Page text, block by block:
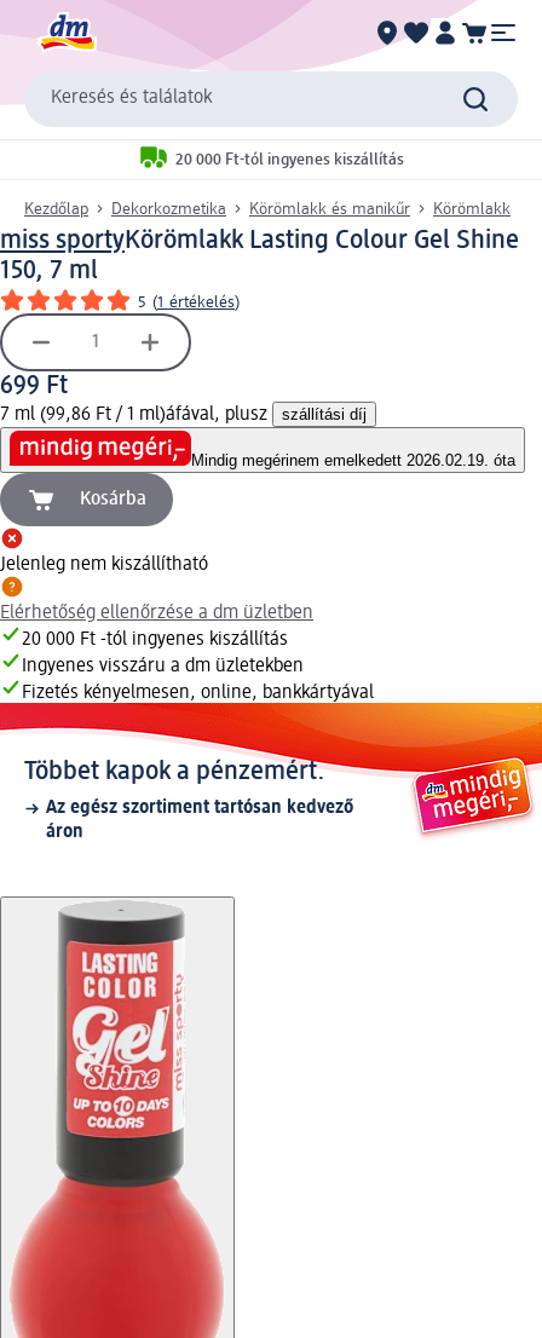
Keresés és találatok
20 000 Ft-tól ingyenes kiszállítás
Kezdőlap Dekorkozmetika Körömlakk és manikűr Körömlakk
miss sportyKörömlakk Lasting Colour Gel Shine
150, 7 ml
5 (1 értékelés)
699 Ft
7 ml (99,86 Ft / 1 ml)áfával, plusz szállítási díj
Mindig megérinem emelkedett 2026.02.19. óta
Kosárba
Jelenleg nem kiszállítható
Elérhetőség ellenőrzése a dm üzletben
20 000 Ft -tól ingyenes kiszállítás
Ingyenes visszáru a dm üzletekben
Fizetés kényelmesen, online, bankkártyával
Többet kapok a pénzemért.
Az egész szortiment tartósan kedvező
áron